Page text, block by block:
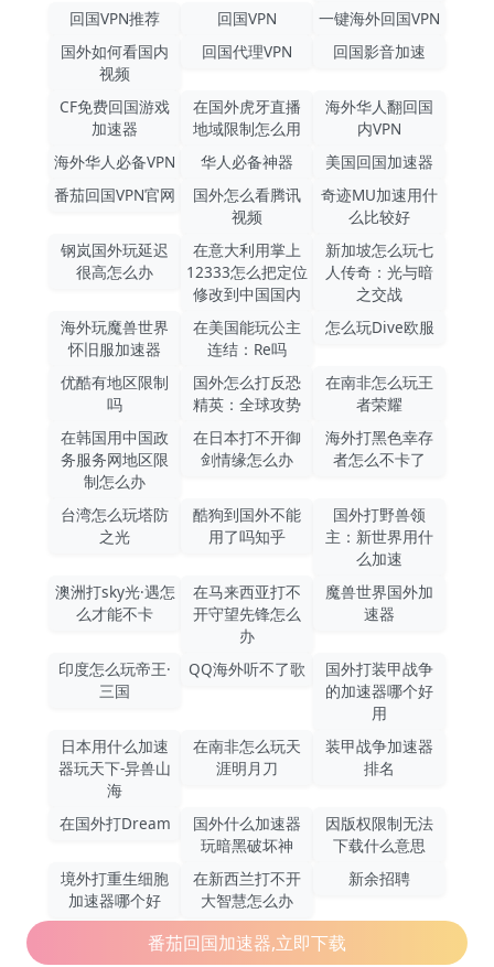
番茄回国加速器,立即下载
回国VPN推荐
回国VPN
一键海外回国VPN
国外如何看国内
视频
回国代理VPN 回国影音加速
CF免费回国游戏
加速器
在国外虎牙直播
地域限制怎么用
海外华人翻回国
内VPN
海外华人必备VPN
华人必备神器
美国回国加速器
番茄回国VPN官网
国外怎么看腾讯
视频
奇迹MU加速用什
么比较好
钢岚国外玩延迟
很高怎么办
在意大利用掌上
12333怎么把定位
修改到中国国内
新加坡怎么玩七
人传奇：光与暗
之交战
海外玩魔兽世界
怀旧服加速器
在美国能玩公主
连结：Re吗
怎么玩Dive欧服
优酷有地区限制
吗
国外怎么打反恐
精英：全球攻势
在南非怎么玩王
者荣耀
在韩国用中国政
务服务网地区限
制怎么办
在日本打不开御
剑情缘怎么办
海外打黑色幸存
者怎么不卡了
台湾怎么玩塔防
之光
酷狗到国外不能
用了吗知乎
国外打野兽领
主：新世界用什
么加速
澳洲打sky光·遇怎
么才能不卡
在马来西亚打不
开守望先锋怎么
办
魔兽世界国外加
速器
印度怎么玩帝王·
三国
QQ海外听不了歌
国外打装甲战争
的加速器哪个好
用
日本用什么加速
器玩天下-异兽山
海
在南非怎么玩天
涯明月刀
装甲战争加速器
排名
在国外打Dream
国外什么加速器
玩暗黑破坏神
因版权限制无法
下载什么意思
境外打重生细胞
加速器哪个好
在新西兰打不开
大智慧怎么办
新余招聘